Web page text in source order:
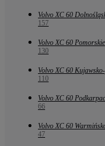
Volvo XC 60
157
Volvo XC 60 Pomorskie
130
Volvo XC 60
110
Volvo XC 60
66
Volvo XC 60
47